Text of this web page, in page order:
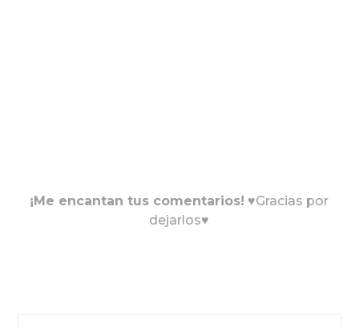
¡Me encantan tus comentarios! ♥Gracias por
dejarlos♥